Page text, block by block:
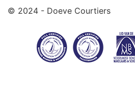
© 2024 - Doeve Courtiers